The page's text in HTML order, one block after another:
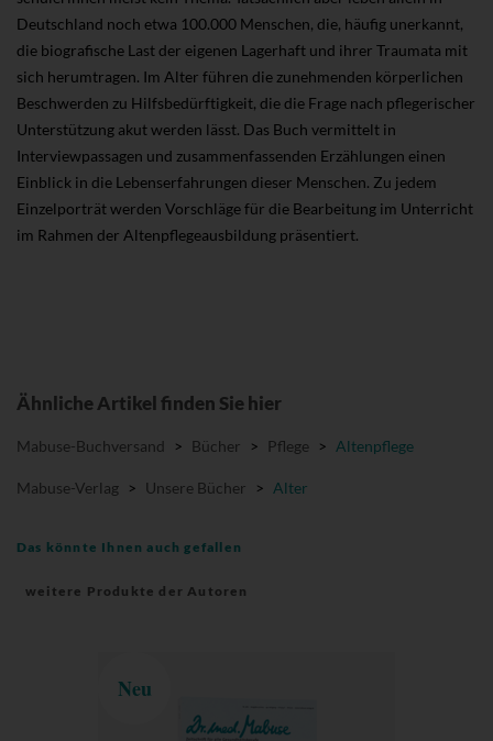
Deutschland noch etwa 100.000 Menschen, die, häufig unerkannt,
die biografische Last der eigenen Lagerhaft und ihrer Traumata mit
sich herumtragen. Im Alter führen die zunehmenden körperlichen
Beschwerden zu Hilfsbedürftigkeit, die die Frage nach pflegerischer
Unterstützung akut werden lässt. Das Buch vermittelt in
Interviewpassagen und zusammenfassenden Erzählungen einen
Einblick in die Lebenserfahrungen dieser Menschen. Zu jedem
Einzelporträt werden Vorschläge für die Bearbeitung im Unterricht
im Rahmen der Altenpflegeausbildung präsentiert.
Ähnliche Artikel finden Sie hier
Mabuse-Buchversand > Bücher > Pflege > Altenpflege
Mabuse-Verlag > Unsere Bücher > Alter
Das könnte Ihnen auch gefallen
weitere Produkte der Autoren
Neu